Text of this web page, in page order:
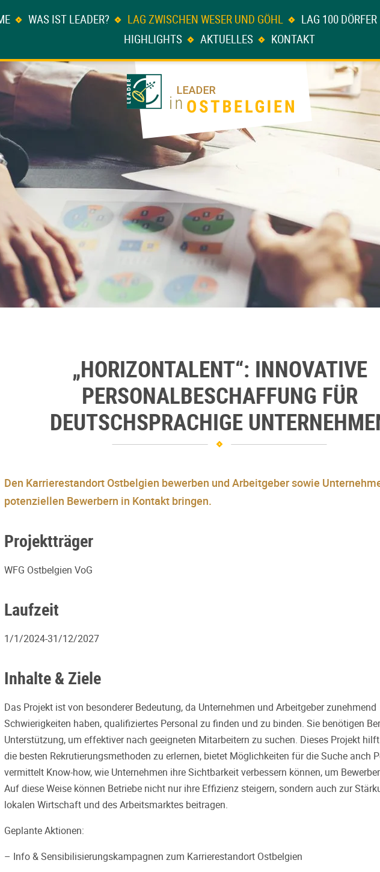
WAS IST LEADER? LAG ZWISCHEN WESER UND GÖHL
LAG 100
HIGHLIGHTS
AKTUELLES KONTAKT
„HORIZONTALENT“: INNOVATIVE
PERSONALBESCHAFFUNG FÜR
DEUTSCHSPRACHIGE
Den Karrierestandort Ostbelgien bewerben und Arbeitgeber sowie
potenziellen Bewerbern in Kontakt bringen.
Projektträger
WFG Ostbelgien VoG
Laufzeit
1/1/2024-31/12/2027
Inhalte & Ziele
Das Projekt ist von besonderer Bedeutung, da Unternehmen und Arbeitgeber zunehmend
Schwierigkeiten haben, qualifiziertes Personal zu finden und zu binden. Sie benötigen
Unterstützung, um effektiver nach geeigneten Mitarbeitern zu suchen. Dieses Projekt
die besten Rekrutierungsmethoden zu erlernen, bietet Möglichkeiten für die Suche anch
vermittelt Know-how, wie Unternehmen ihre Sichtbarkeit verbessern können, um
Auf diese Weise können Betriebe nicht nur ihre Effizienz steigern, sondern auch zur
lokalen Wirtschaft und des Arbeitsmarktes beitragen.
Geplante Aktionen:
– Info & Sensibilisierungskampagnen zum Karrierestandort Ostbelgien